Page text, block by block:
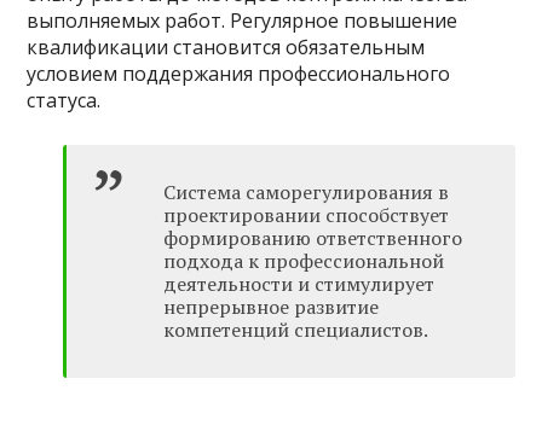
выполняемых работ. Регулярное повышение
квалификации становится обязательным
условием поддержания профессионального
статуса.
Система саморегулирования в
проектировании способствует
формированию ответственного
подхода к профессиональной
деятельности и стимулирует
непрерывное развитие
компетенций специалистов.